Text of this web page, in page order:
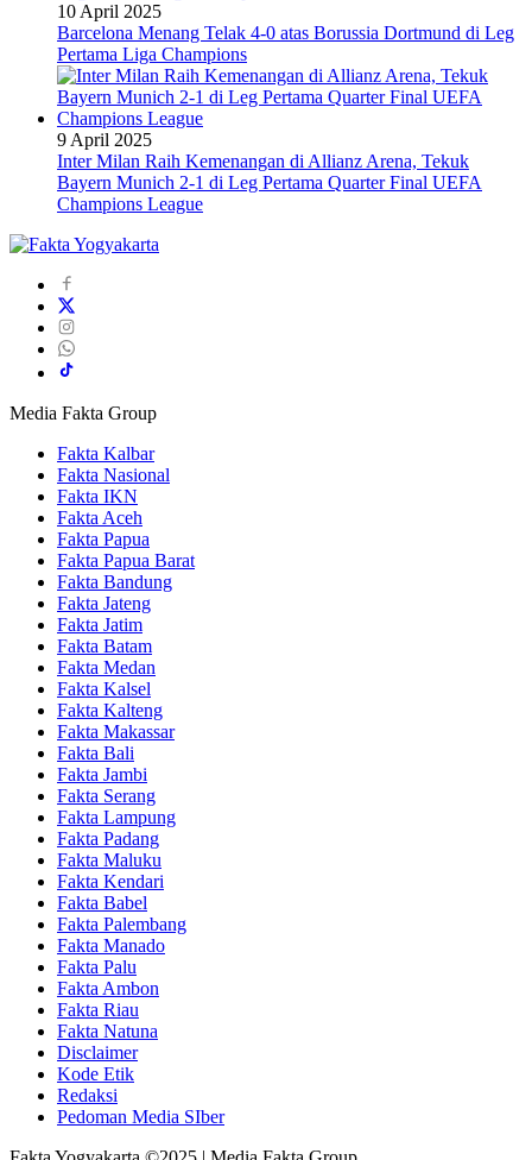
10 April 2025
Barcelona Menang Telak 4-0 atas Borussia Dortmund di Leg
Pertama Liga Champions
9 April 2025
Inter Milan Raih Kemenangan di Allianz Arena, Tekuk
Bayern Munich 2-1 di Leg Pertama Quarter Final UEFA
Champions League
Media Fakta Group
Fakta Kalbar
Fakta Nasional
Fakta IKN
Fakta Aceh
Fakta Papua
Fakta Papua Barat
Fakta Bandung
Fakta Jateng
Fakta Jatim
Fakta Batam
Fakta Medan
Fakta Kalsel
Fakta Kalteng
Fakta Makassar
Fakta Bali
Fakta Jambi
Fakta Serang
Fakta Lampung
Fakta Padang
Fakta Maluku
Fakta Kendari
Fakta Babel
Fakta Palembang
Fakta Manado
Fakta Palu
Fakta Ambon
Fakta Riau
Fakta Natuna
Disclaimer
Kode Etik
Redaksi
Pedoman Media SIber